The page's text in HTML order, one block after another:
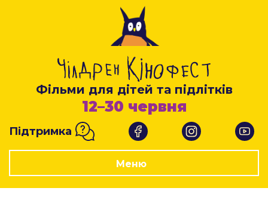
Фільми для дітей та підлітків
12–30 червня
Підтримка
Меню